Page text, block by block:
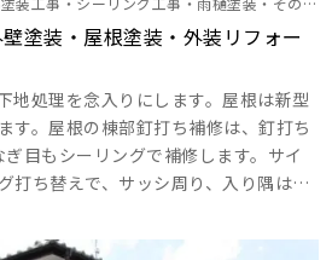
塗装・屋根塗装・外装リフォー
地処理を念入りにします。屋根は新型
す。屋根の棟部釘打ち補修は、釘打ち
目もシーリングで補修します。サイ
打ち替えで、サッシ周り、入り隅はシ
みましょう。玄関部のサイディングの